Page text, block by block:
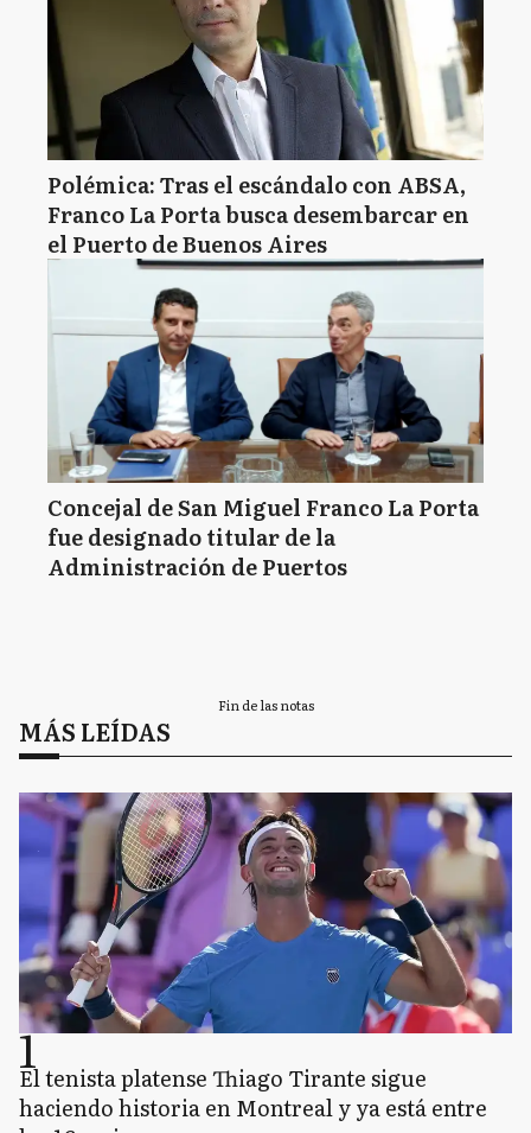
Polémica: Tras el escándalo con ABSA,
Franco La Porta busca desembarcar en
el Puerto de Buenos Aires
Concejal de San Miguel Franco La Porta
fue designado titular de la
Administración de Puertos
Fin de las notas
MÁS LEÍDAS
1
El tenista platense Thiago Tirante sigue
haciendo historia en Montreal y ya está entre